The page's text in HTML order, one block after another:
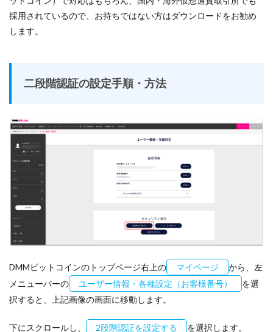
採用されているので、お持ちではない方はダウンロードをお勧め
します。
二段階認証の設定手順・方法
DMMビットコインのトップページ右上の マイページ
から、左
メニューバーの
ユーザー情報・各種設定（お客様番号）
を選
択すると、上記画像の画面に移動します。
下にスクロールし、 2段階認証を設定する を選択します。